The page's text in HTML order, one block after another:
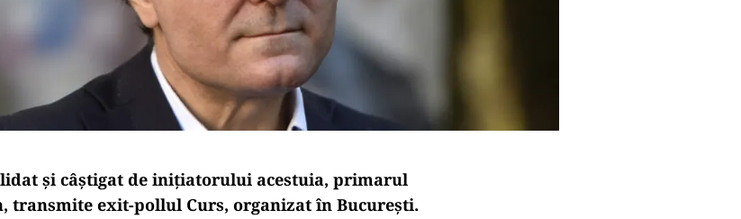
și câștigat de inițiatorului acestuia, primarul
transmite exit-pollul Curs, organizat în București.